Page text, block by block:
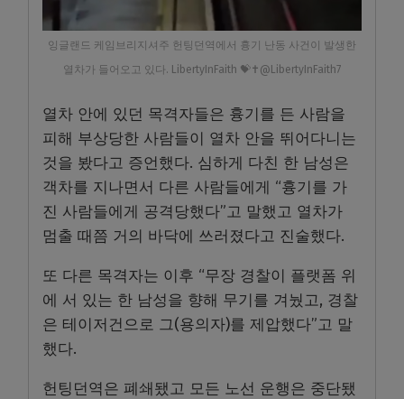
잉글랜드 케임브리지셔주 헌팅던역에서 흉기 난동 사건이 발생한
열차가 들어오고 있다. LibertyInFaith 💝✝️@LibertyInFaith7
열차 안에 있던 목격자들은 흉기를 든 사람을
피해 부상당한 사람들이 열차 안을 뛰어다니는
것을 봤다고 증언했다. 심하게 다친 한 남성은
객차를 지나면서 다른 사람들에게 “흉기를 가
진 사람들에게 공격당했다”고 말했고 열차가
멈출 때쯤 거의 바닥에 쓰러졌다고 진술했다.
또 다른 목격자는 이후 “무장 경찰이 플랫폼 위
에 서 있는 한 남성을 향해 무기를 겨눴고, 경찰
은 테이저건으로 그(용의자)를 제압했다”고 말
했다.
헌팅던역은 폐쇄됐고 모든 노선 운행은 중단됐